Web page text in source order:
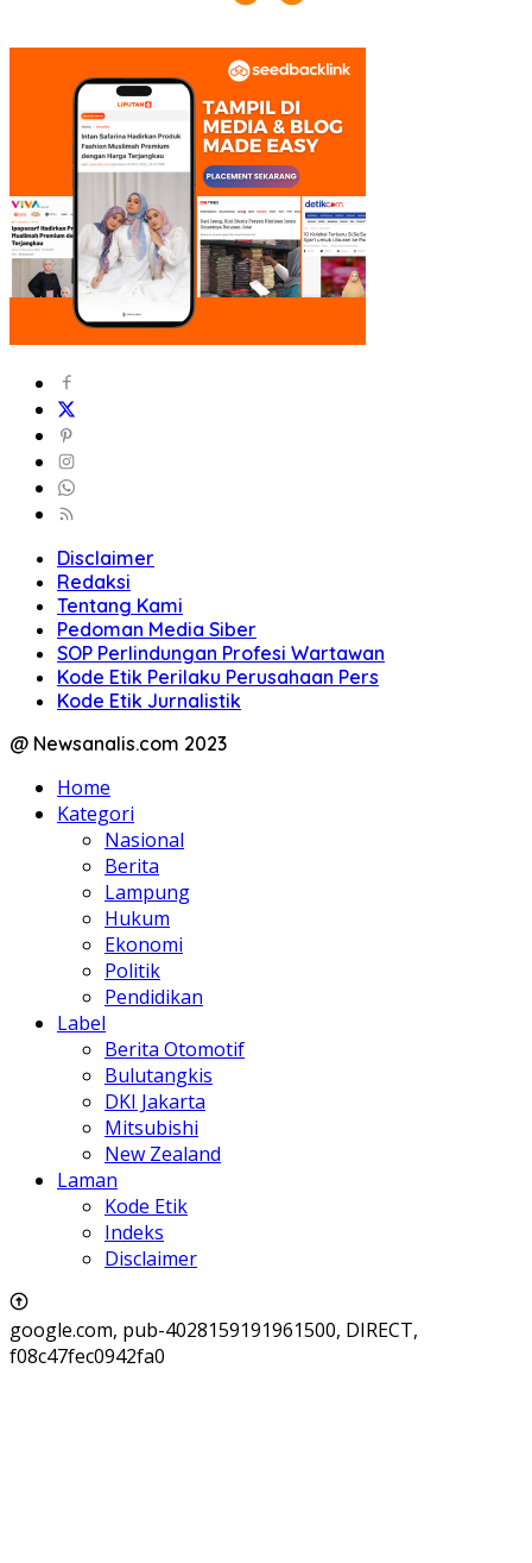
Disclaimer
Redaksi
Tentang Kami
Pedoman Media Siber
SOP Perlindungan Profesi Wartawan
Kode Etik Perilaku Perusahaan Pers
Kode Etik Jurnalistik
@ Newsanalis.com 2023
Home
Kategori
Nasional
Berita
Lampung
Hukum
Ekonomi
Politik
Pendidikan
Label
Berita Otomotif
Bulutangkis
DKI Jakarta
Mitsubishi
New Zealand
Laman
Kode Etik
Indeks
Disclaimer
google.com, pub-4028159191961500, DIRECT,
f08c47fec0942fa0